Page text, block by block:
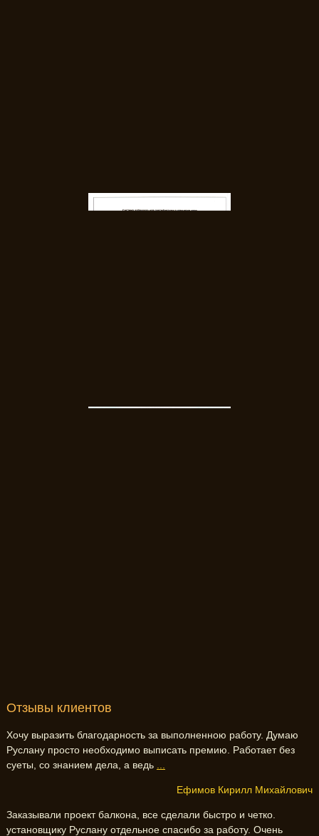
Отзывы клиентов
Хочу выразить благодарность за выполненною работу. Думаю
Руслану просто необходимо выписать премию. Работает без
суеты, со знанием дела, а ведь
Ефимов Кирилл Михайлович
Заказывали проект балкона, все сделали быстро и четко.
установщику Руслану отдельное спасибо за работу. Очень